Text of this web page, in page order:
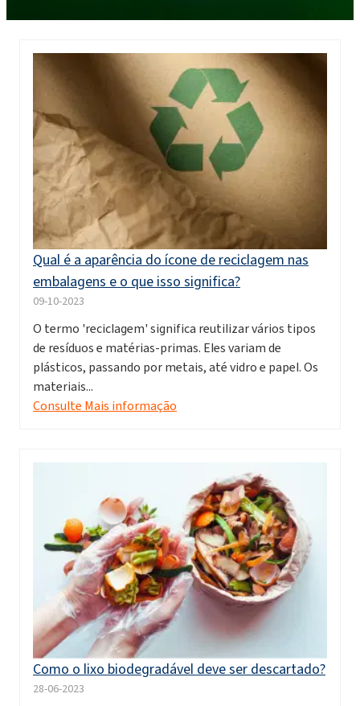
Qual é a aparência do ícone de reciclagem nas
embalagens e o que isso significa?
09-10-2023
O termo 'reciclagem' significa reutilizar vários tipos
de resíduos e matérias-primas. Eles variam de
plásticos, passando por metais, até vidro e papel. Os
materiais...
Consulte Mais informação
Como o lixo biodegradável deve ser descartado?
28-06-2023